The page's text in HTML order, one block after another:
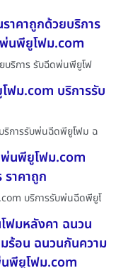
าคาถูกด้วยบริการ
นพียูโฟม.com
บริการ รับฉีดพ่นพียูโฟ
ฟม.com บริการรับ
ริการรับพ่นฉีดพียูโฟม ฉ
นพียูโฟม.com
าคาถูก
บริการรับพ่นฉีดพียูโ
ฟมหลังคา ฉนวน
ร้อน ฉนวนกันความ
พียูโฟม.com